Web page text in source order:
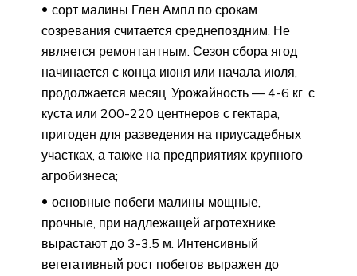
сорт малины Глен Ампл по срокам
созревания считается среднепоздним. Не
является ремонтантным. Сезон сбора ягод
начинается с конца июня или начала июля,
продолжается месяц. Урожайность — 4-6 кг. с
куста или 200-220 центнеров с гектара,
пригоден для разведения на приусадебных
участках, а также на предприятиях крупного
агробизнеса;
основные побеги малины мощные,
прочные, при надлежащей агротехнике
вырастают до 3-3.5 м. Интенсивный
вегетативный рост побегов выражен до